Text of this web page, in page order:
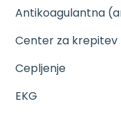
Antikoagulantna
Center za krepitev
Cepljenje
EKG